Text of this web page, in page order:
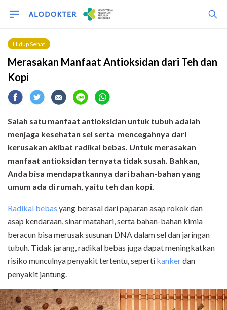
Hidup Sehat
Merasakan Manfaat Antioksidan dari Teh dan
Kopi
Salah satu manfaat antioksidan untuk tubuh adalah
menjaga kesehatan sel serta mencegahnya dari
kerusakan akibat radikal bebas. Untuk merasakan
manfaat antioksidan ternyata tidak susah. Bahkan,
Anda bisa mendapatkannya dari bahan-bahan yang
umum ada di rumah, yaitu teh dan kopi.
Radikal bebas yang berasal dari paparan asap rokok dan
asap kendaraan, sinar matahari, serta bahan-bahan kimia
beracun bisa merusak susunan DNA dalam sel dan jaringan
tubuh. Tidak jarang, radikal bebas juga dapat meningkatkan
risiko munculnya penyakit tertentu, seperti kankerdan
penyakit jantung.